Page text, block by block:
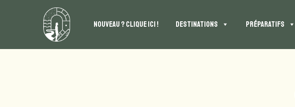
NOUVEAU ? CLIQUE ICI ! DESTINATIONS PRÉPARATIFS